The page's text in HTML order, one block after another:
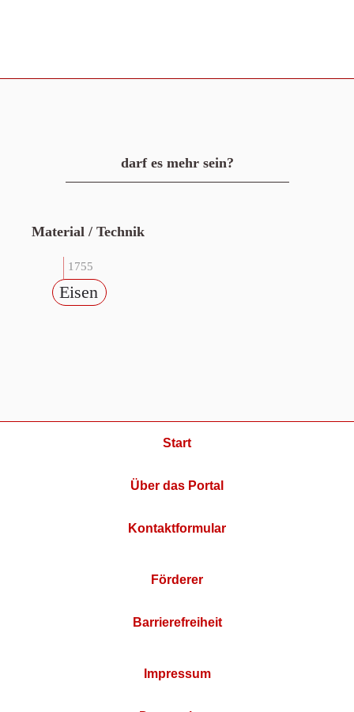
darf es mehr sein?
Material / Technik
1755
Eisen
Start
Über das Portal
Kontaktformular
Förderer
Barrierefreiheit
Impressum